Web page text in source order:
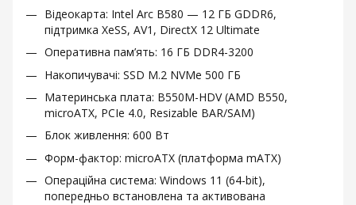
Відеокарта: Intel Arc B580 — 12 ГБ GDDR6,
підтримка XeSS, AV1, DirectX 12 Ultimate
Оперативна пам’ять: 16 ГБ DDR4-3200
Накопичувачі: SSD M.2 NVMe 500 ГБ
Материнська плата: B550M-HDV (AMD B550,
microATX, PCIe 4.0, Resizable BAR/SAM)
Блок живлення: 600 Вт
Форм-фактор: microATX (платформа mATX)
Операційна система: Windows 11 (64-bit),
попередньо встановлена та активована